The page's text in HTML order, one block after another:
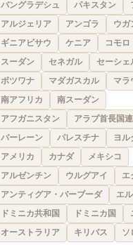
バングラデシュ
パキスタン
アルジェリア アンゴラ
ウガ
ギニアビサウ
ケニア
コモロ
スーダン
セネガル
セーシェ
ボツワナ
マダガスカル
マラ
南アフリカ
南スーダン
アフガニスタン
アラブ首長国
バーレーン
パレスチナ ヨル
アメリカ カナダ メキシコ
アルゼンチン ウルグアイ エ
アンティグア・バーブーダ
エ
ドミニカ共和国
ドミニカ国
オーストラリア キリバス ソ